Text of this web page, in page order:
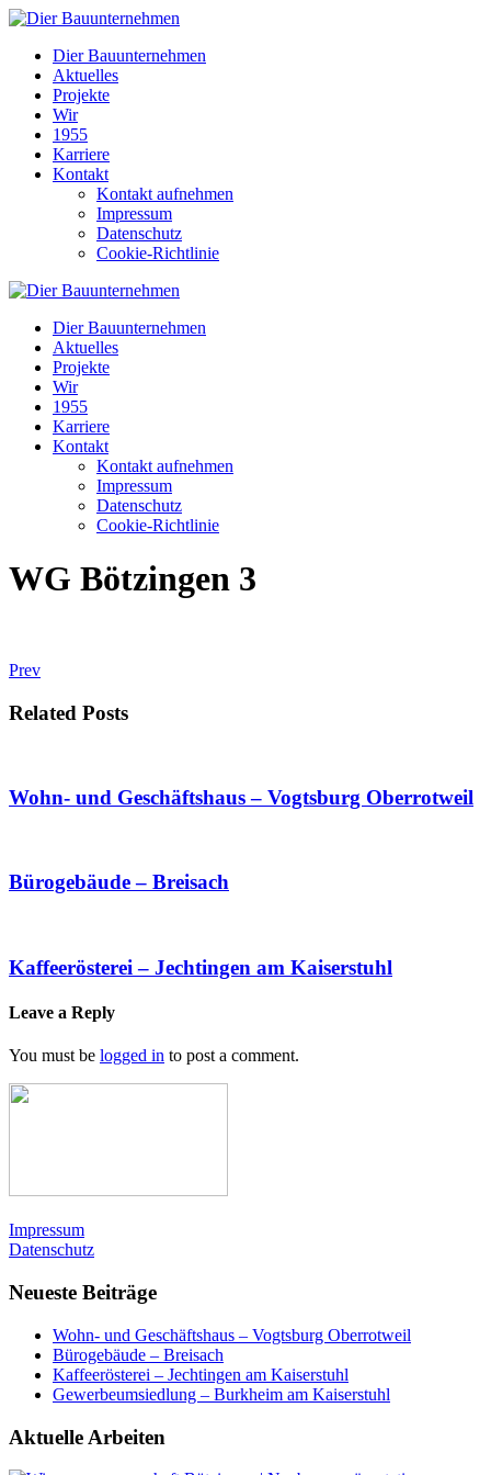
Dier Bauunternehmen
Aktuelles
Projekte
Wir
1955
Karriere
Kontakt
Kontakt aufnehmen
Impressum
Datenschutz
Cookie-Richtlinie
Dier Bauunternehmen
Aktuelles
Projekte
Wir
1955
Karriere
Kontakt
Kontakt aufnehmen
Impressum
Datenschutz
Cookie-Richtlinie
WG Bötzingen 3
Prev
Related Posts
Wohn- und Geschäftshaus – Vogtsburg Oberrotweil
Bürogebäude – Breisach
Kaffeerösterei – Jechtingen am Kaiserstuhl
Leave a Reply
You must be logged in to post a comment.
Impressum
Datenschutz
Neueste Beiträge
Wohn- und Geschäftshaus – Vogtsburg Oberrotweil
Bürogebäude – Breisach
Kaffeerösterei – Jechtingen am Kaiserstuhl
Gewerbeumsiedlung – Burkheim am Kaiserstuhl
Aktuelle Arbeiten